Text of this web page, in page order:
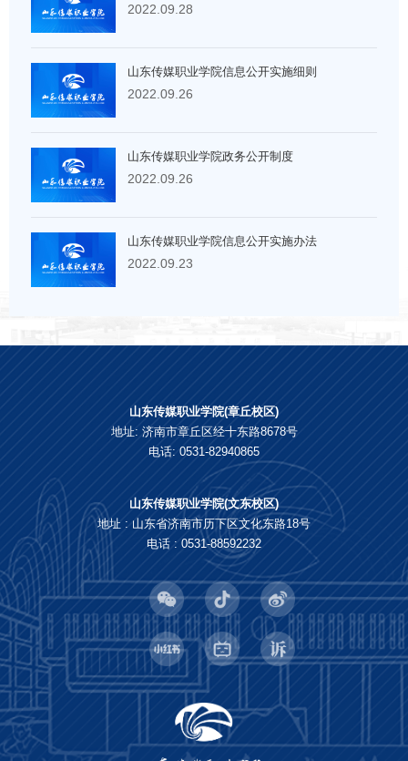
2022.09.28
山东传媒职业学院信息公开实施细则
2022.09.26
山东传媒职业学院政务公开制度
2022.09.26
山东传媒职业学院信息公开实施办法
2022.09.23
山东传媒职业学院(章丘校区)
地址: 济南市章丘区经十东路8678号
电话: 0531-82940865
山东传媒职业学院(文东校区)
地址 : 山东省济南市历下区文化东路18号
电话 : 0531-88592232